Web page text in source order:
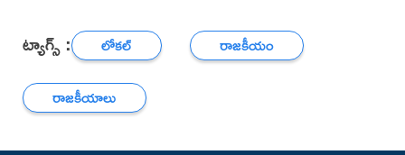
ట్యాగ్స్ : లోకల్
రాజకీయం
రాజకీయాలు